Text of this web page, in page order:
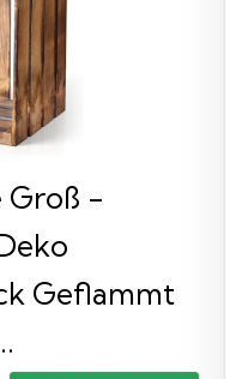
Groß -
Geflammt